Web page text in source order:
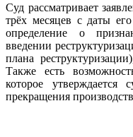
Суд рассматривает
трёх месяцев с даты
определение о
введении
плана
Также есть
которое утверждается
прекращения